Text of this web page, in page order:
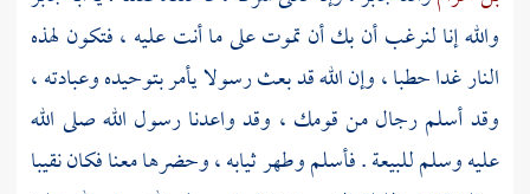
والله إنا لنرغب أن بك أن تموت على ما أنت عليه ، فتكون لهذه
النار غدا حطبا ، وإن الله قد بعث رسولا يأمر بتوحيده وعبادته ،
وقد أسلم رجال من قومك ، وقد واعدنا رسول الله صلى الله
عليه وسلم للبيعة . فأسلم وطهر ثيابه ، وحضرها معنا فكان نقيبا